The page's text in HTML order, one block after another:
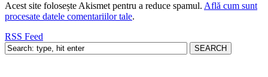
Acest site folosește Akismet pentru a reduce spamul. Află cum sunt
procesate datele comentariilor tale.
RSS Feed